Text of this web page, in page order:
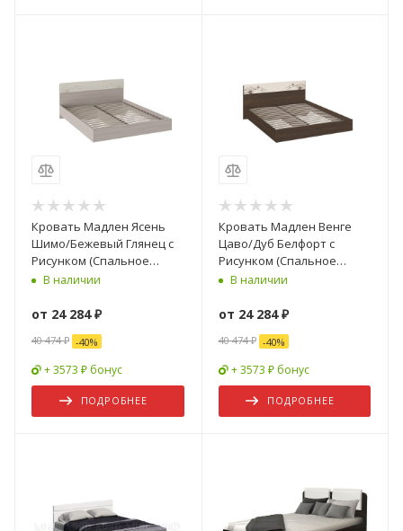
Кровать Мадлен Ясень
Шимо/Бежевый Глянец с
Рисунком (Спальное
Место 1400/1600/1800 х
В наличии
от 24 284 ₽
40 474 ₽ -40%
+ 3573 ₽ бонус
ПОДРОБНЕЕ
Кровать Мадлен Венге
Цаво/Дуб Белфорт с
Рисунком (Спальное
Место 1400/1600/1800 х
В наличии
от 24 284 ₽
40 474 ₽ -40%
+ 3573 ₽ бонус
ПОДРОБНЕЕ